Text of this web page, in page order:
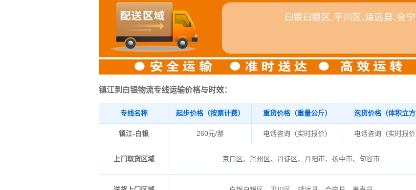
镇江到白银物流专线运输价格与时效：
专线名称 起步价格（按票计费） 重货价格（重量公斤） 泡货价格（体积立方
镇江-白银 260元/票 电话咨询（实时报价） 电话咨询（实时报价
上门取货区域 京口区、润州区、丹徒区、丹阳市、扬中市、句容市